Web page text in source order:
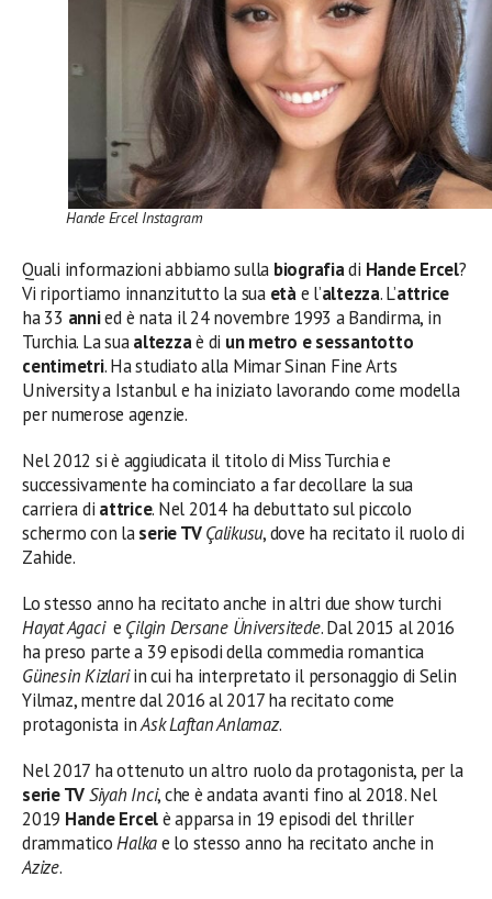
Hande Ercel Instagram
Quali informazioni abbiamo sulla biografiadi Hande Ercel?
Vi riportiamo innanzitutto la sua etàe l’altezza. L’attrice
ha 33 annied è nata il 24 novembre 1993 a Bandirma, in
Turchia. La suaaltezzaè di un metro e sessantotto
centimetri. Ha studiato alla Mimar Sinan Fine Arts
University a Istanbul e ha iniziato lavorando come modella
per numerose agenzie.
Nel 2012 si è aggiudicata il titolo di Miss Turchia e
successivamente ha cominciato a far decollare la sua
carriera di attrice. Nel 2014 ha debuttato sul piccolo
schermo con laserie TVÇalikusu, dove ha recitato il ruolo di
Zahide.
Lo stesso anno ha recitato anche in altri due show turchi
Hayat Agaci e Çilgin Dersane Üniversitede. Dal 2015 al 2016
ha preso parte a 39 episodi della commedia romantica
Günesin Kizlariin cui ha interpretato il personaggio di Selin
Yilmaz, mentre dal 2016 al 2017 ha recitato come
protagonista inAsk Laftan Anlamaz.
Nel 2017 ha ottenuto un altro ruolo da protagonista, per la
serie TVSiyah Inci, che è andata avanti fino al 2018. Nel
2019 Hande Ercelè apparsa in 19 episodi del thriller
drammaticoHalkae lo stesso anno ha recitato anche in
Azize.